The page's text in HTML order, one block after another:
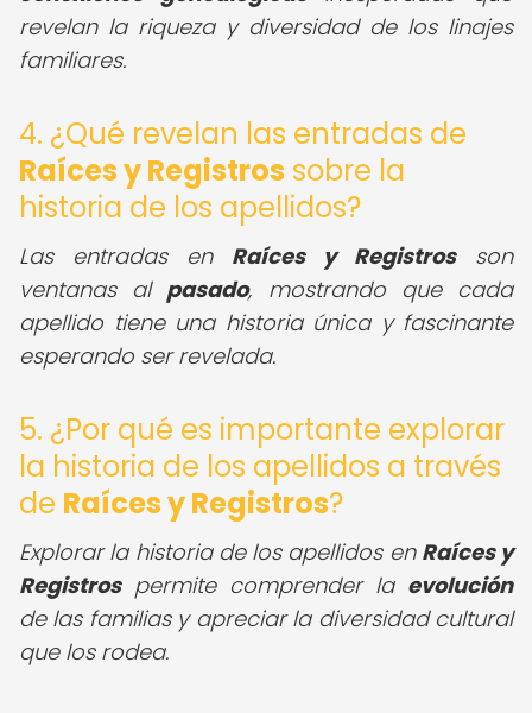
revelan la riqueza y diversidad de los linajes
familiares.
4. ¿Qué revelan las entradas de
Raíces y Registros sobre la
historia de los apellidos?
Las entradas en Raíces y Registrosson
ventanas al pasado, mostrando que cada
apellido tiene una historia única y fascinante
esperando ser revelada.
5. ¿Por qué es importante explorar
la historia de los apellidos a través
de Raíces y Registros?
Explorar la historia de los apellidos en Raíces y
Registrospermite comprender la evolución
de las familias y apreciar la diversidad cultural
que los rodea.